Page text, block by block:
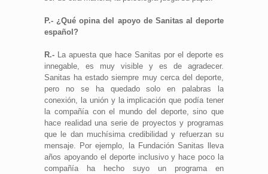
P.- ¿Qué opina del apoyo de Sanitas al deporte
español?
R.- La apuesta que hace Sanitas por el deporte es
innegable, es muy visible y es de agradecer.
Sanitas ha estado siempre muy cerca del deporte,
pero no se ha quedado solo en palabras la
conexión, la unión y la implicación que podía tener
la compañía con el mundo del deporte, sino que
hace realidad una serie de proyectos y programas
que le dan muchísima credibilidad y refuerzan su
mensaje. Por ejemplo, la Fundación Sanitas lleva
años apoyando el deporte inclusivo y hace poco la
compañía ha hecho suyo un programa en